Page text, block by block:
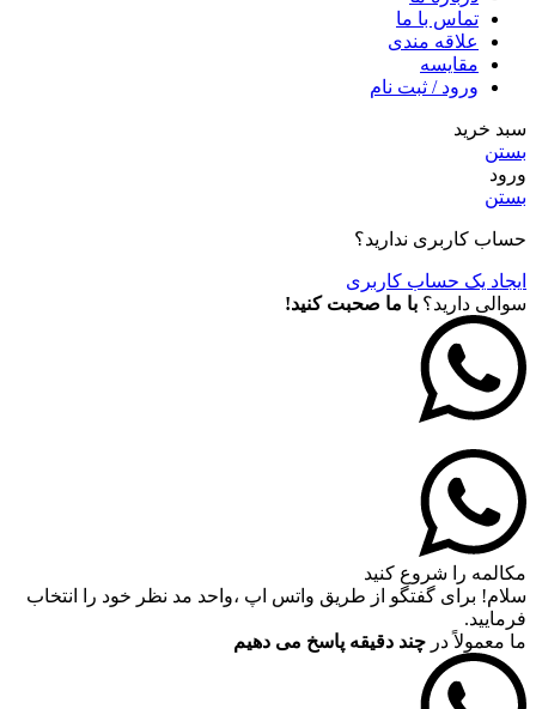
تماس با ما
علاقه مندی
مقايسه
ورود / ثبت نام
سبد خرید
بستن
ورود
بستن
حساب کاربری ندارید؟
ایجاد یک حساب کاربری
سوالی دارید؟ با ما صحبت کنید!
مکالمه را شروع کنید
سلام! برای گفتگو از طریق واتس اپ ،واحد مد نظر خود را انتخاب
فرمایید.
ما معمولاً در چند دقیقه پاسخ می دهیم